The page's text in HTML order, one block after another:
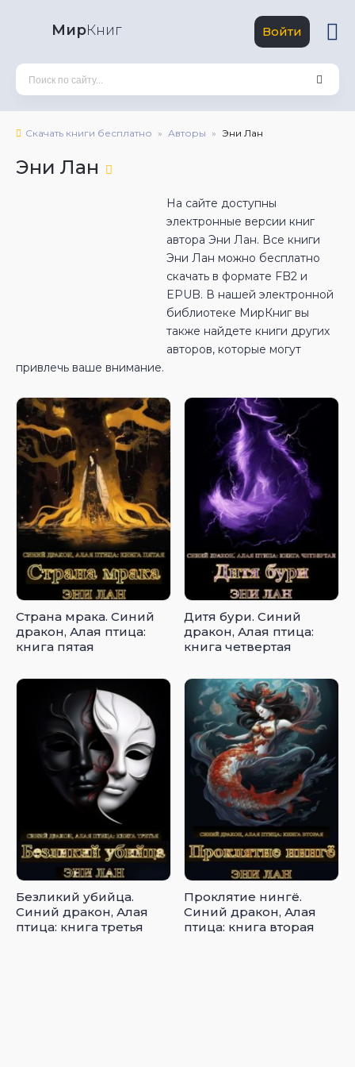
МирКниг Войти
Скачать книги бесплатно Авторы Эни Лан
Эни Лан
На сайте доступны
электронные версии книг
автора Эни Лан. Все книги
Эни Лан можно бесплатно
скачать в формате FB2 и
EPUB. В нашей электронной
библиотеке МирКниг вы
также найдете книги других
авторов, которые могут
привлечь ваше внимание.
Страна мрака. Синий
дракон, Алая птица:
книга пятая
Дитя бури. Синий
дракон, Алая птица:
книга четвертая
Безликий убийца.
Синий дракон, Алая
птица: книга третья
Проклятие нингё.
Синий дракон, Алая
птица: книга вторая